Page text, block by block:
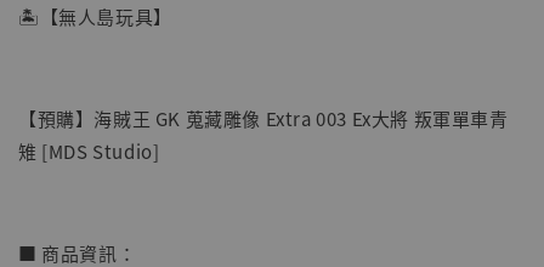
🏝【無人島玩具】
【預購】海賊王 GK 蒐藏雕像 Extra 003 Ex大將 叛軍單車青
雉 [MDS Studio]
■ 商品資訊：